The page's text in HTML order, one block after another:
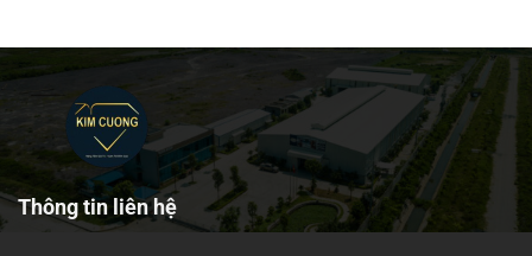
Thông tin liên hệ